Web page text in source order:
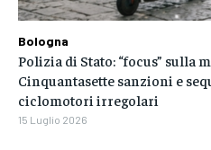
Bologna
Polizia di Stato: “focus” sulla
Cinquantasette sanzioni e
ciclomotori irregolari
15 Luglio 2026